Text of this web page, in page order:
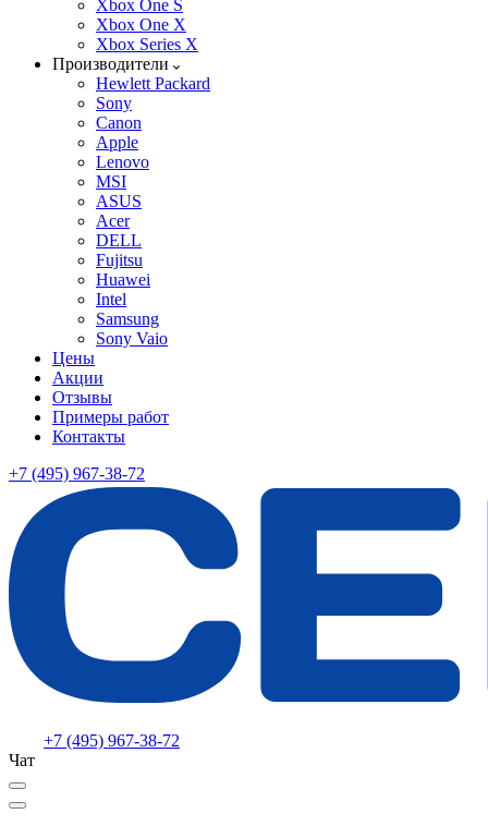
Xbox One S
Xbox One X
Xbox Series X
Производители
Hewlett Packard
Sony
Canon
Apple
Lenovo
MSI
ASUS
Acer
DELL
Fujitsu
Huawei
Intel
Samsung
Sony Vaio
Цены
Акции
Отзывы
Примеры работ
Контакты
+7 (495) 967-38-72
+7 (495) 967-38-72
Чат